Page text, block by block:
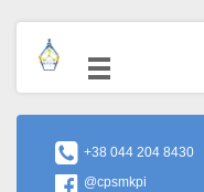
+38 044 204 8430
@cpsmkpi